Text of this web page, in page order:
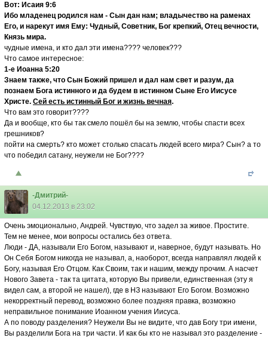
Вот: Исаия 9:6
Ибо младенец родился нам - Сын дан нам; владычество на раменах
Его, и нарекут имя Ему: Чудный, Советник, Бог крепкий, Отец вечности,
Князь мира.
чудные имена, и кто дал эти имена???? человек???
Что самое интересное:
1-е Иоанна 5:20
Знаем также, что Сын Божий пришел и дал нам свет и разум, да
познаем Бога истинного и да будем в истинном Сыне Его Иисусе
Христе. Сей есть истинный Бог и жизнь вечная.
Что вам это говорит????
Да и вообще, кто бы так смело пошёл бы на землю, чтобы спасти всех
грешников?
пойти на смерть? кто может столько спасать людей всего мира? Сын? а то
что победил сатану, неужели не Бог????
-Дмитрий-
04.12.2013 в 23:02
Очень эмоционально, Андрей. Чувствую, что задел за живое. Простите.
Тем не менее, мои вопросы остались без ответа.
Люди - ДА, называли Его Богом, называют и, наверное, будут называть. Но
Он Себя Богом никогда не называл, а, наоборот, всегда направлял людей к
Богу, называя Его Отцом. Как Своим, так и нашим, между прочим. А насчет
Нового Завета - так та цитата, которую Вы привели, единственная (эту я
видел сам, а второй не нашел), где в НЗ называют Его Богом. Возможно
некорректный перевод, возможно более поздняя правка, возможно
неправильное понимание Иоанном учения Иисуса.
А по поводу разделения? Неужели Вы не видите, что дав Богу три имени,
Вы разделили Бога на три части. И как бы кто не называл это разделение -